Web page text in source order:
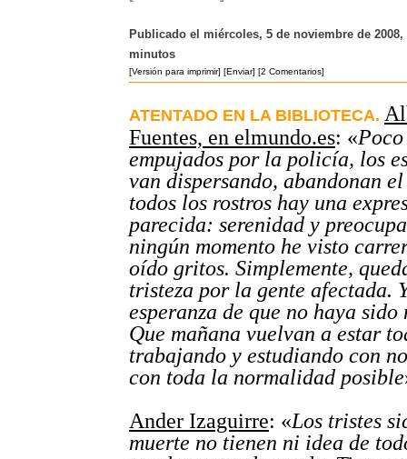
Publicado el miércoles, 5 de noviembre de 2008,
minutos
[Versión para imprimir] [Enviar] [2 Comentarios]
ATENTADO EN LA BIBLIOTECA.
Fuentes, en elmundo.es: «
empujados por la policía, los
van dispersando, abandonan
todos los rostros hay una
parecida: serenidad y
ningún momento he visto
oído gritos. Simplemente,
tristeza por la gente afectada.
esperanza de que no haya sido
Que mañana vuelvan a estar
trabajando y estudiando con
con toda la normalidad posible
Ander Izaguirre: «Los tristes
muerte no tienen ni idea de